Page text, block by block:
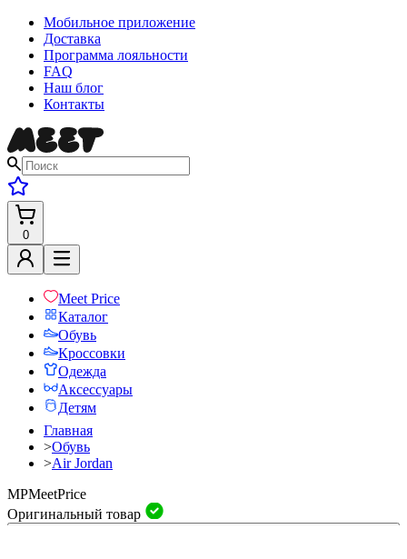
Мобильное приложение
Доставка
Программа лояльности
FAQ
Наш блог
Контакты
0
Meet Price
Каталог
Обувь
Кроссовки
Одежда
Аксессуары
Детям
Главная
>Обувь
>Air Jordan
MPMeetPrice
Оригинальный товар